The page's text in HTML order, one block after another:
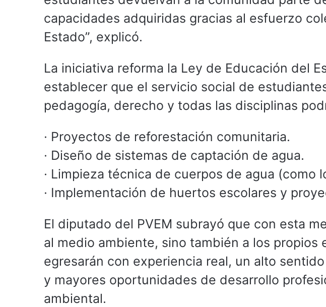
capacidades adquiridas gracias al esfuerzo
Estado”, explicó.
La iniciativa reforma la Ley de Educación del
establecer que el servicio social de
pedagogía, derecho y todas las disciplinas
· Proyectos de reforestación comunitaria.
· Diseño de sistemas de captación de agua.
· Limpieza técnica de cuerpos de agua (como
· Implementación de huertos escolares y
El diputado del PVEM subrayó que con esta
al medio ambiente, sino también a los propios
egresarán con experiencia real, un alto
y mayores oportunidades de desarrollo
ambiental.